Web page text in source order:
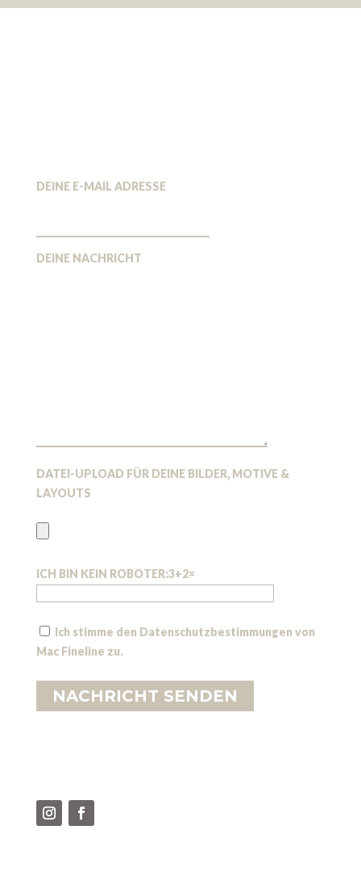
DEINE E-MAIL ADRESSE
DEINE NACHRICHT
DATEI-UPLOAD FÜR DEINE BILDER, MOTIVE &
LAYOUTS
ICH BIN KEIN ROBOTER:3+2=
Ich stimme den Datenschutzbestimmungen von
Mac Fineline zu.